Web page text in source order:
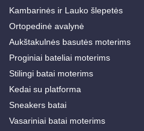
Kambarinės ir Lauko šlepetės
Ortopedinė avalynė
Aukštakulnės basutės moterims
Proginiai bateliai moterims
Stilingi batai moterims
Kedai su platforma
Sneakers batai
Vasariniai batai moterims